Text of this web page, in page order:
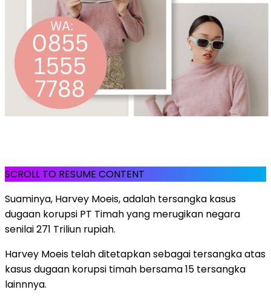
SCROLL TO RESUME CONTENT
Suaminya, Harvey Moeis, adalah tersangka kasus
dugaan korupsi PT Timah yang merugikan negara
senilai 271 Triliun rupiah.
Harvey Moeis telah ditetapkan sebagai tersangka atas
kasus dugaan korupsi timah bersama 15 tersangka
lainnnya.